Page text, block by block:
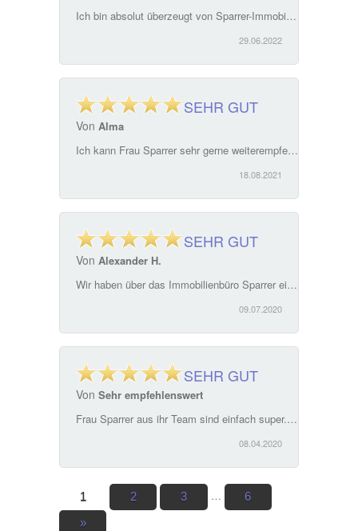
Ich bin absolut überzeugt von Sparrer-Immobilien. Sehr kompetent und freundlich. Hilfe und Lösung für alle Fragen rund um, ich empfehle das Team auf jeden Fall weiter. Frau Sparrer setzt sich für alle Belange Kaufvertrag, Verkauf von Immobilien mit großer Erfahrung, Kompetenz und Menschlichkeit ein.
29.06.2022
SEHR GUT
Von Alma
Ich kann Frau Sparrer sehr gerne weiterempfehlen. Alles verlief komplikationlos . Sehr einfache Kommunikation sowohl mit Frau Sparrer als auch mit ihrer Kolleginnen ! Kompetentes Team
18.08.2021
SEHR GUT
Von Alexander H.
Wir haben über das Immobilienbüro Sparrer ein Haus in Weiden Ost gefunden und gemietet. Die Betreuung vom ersten Gespräch bis zur Übergabe war klasse. Wir haben uns zu jedem Zeitpunkt hervorragend betreut, verstanden und aufgehoben gefühlt. Das Büro können wir nur empfehlen. Wir haben über die ganzen Jahre selten eine so kompetente Betreuung erfahren. Nochmals vielen Dank dafür.
09.07.2020
SEHR GUT
Von Sehr empfehlenswert
Frau Sparrer aus ihr Team sind einfach super. Ein ausgesprochen guter Service. Hat sich bei unserem Hausverkauf perfekt um alles gekümmert und alle noch notwendigen Schritte erledigt. Sehr empfehlenswert
08.04.2020
1 2 3 … 6
»